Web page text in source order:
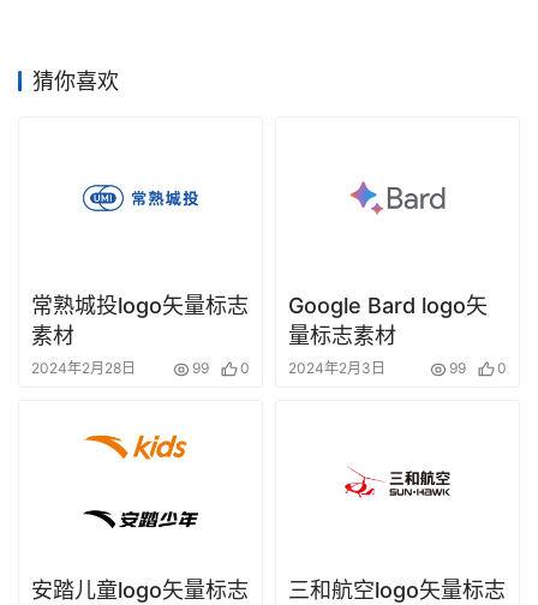
材
猜你喜欢
常熟城投logo矢量标志
素材
2024年2月28日 99 0
Google Bard logo矢
量标志素材
2024年2月3日 99 0
安踏儿童logo矢量标志
三和航空logo矢量标志